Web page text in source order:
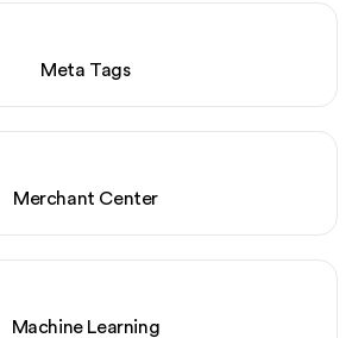
Meta Tags
Merchant Center
Machine Learning